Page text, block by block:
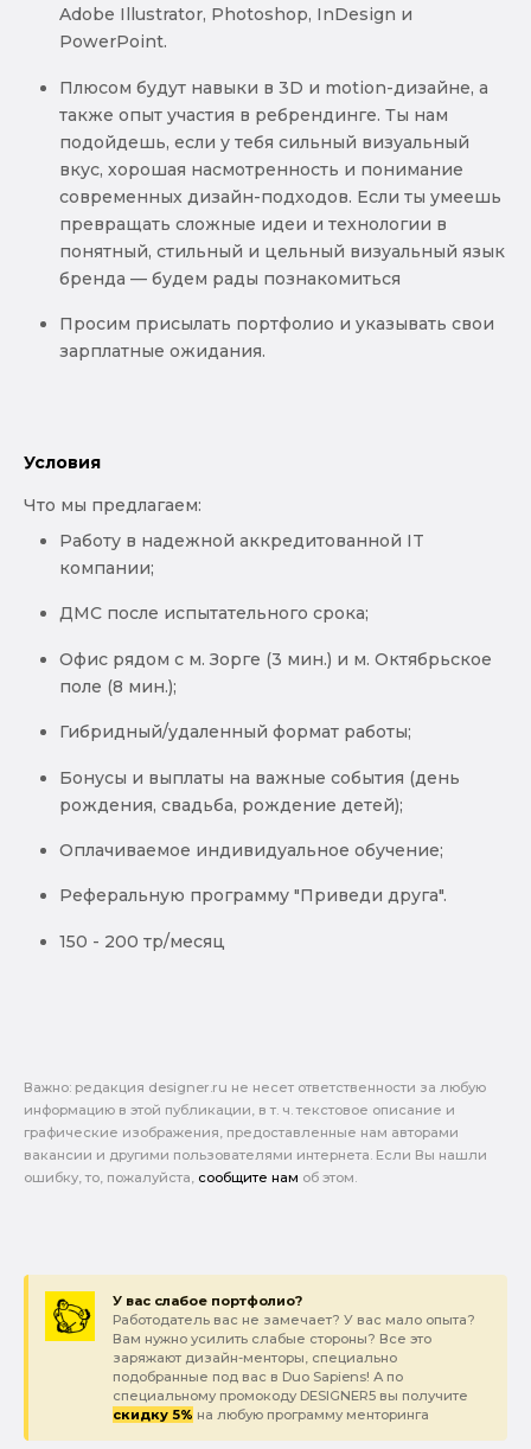
Adobe Illustrator, Photoshop, InDesign и
PowerPoint.
Плюсом будут навыки в 3D и motion-дизайне, а
также опыт участия в ребрендинге. Ты нам
подойдешь, если у тебя сильный визуальный
вкус, хорошая насмотренность и понимание
современных дизайн-подходов. Если ты умеешь
превращать сложные идеи и технологии в
понятный, стильный и цельный визуальный язык
бренда — будем рады познакомиться
Просим присылать портфолио и указывать свои
зарплатные ожидания.
Условия
Что мы предлагаем:
Работу в надежной аккредитованной IT
компании;
ДМС после испытательного срока;
Офис рядом с м. Зорге (3 мин.) и м. Октябрьское
поле (8 мин.);
Гибридный/удаленный формат работы;
Бонусы и выплаты на важные события (день
рождения, свадьба, рождение детей);
Оплачиваемое индивидуальное обучение;
Реферальную программу "Приведи друга".
150 - 200 тр/месяц
Важно: pедакция designer.ru не несет ответственности за любую
информацию в этой публикации, в т. ч. текстовое описание и
графические изображения, предоставленные нам авторами
вакансии и другими пользователями интернета. Если Вы нашли
ошибку, то, пожалуйста, сообщите нам об этом.
У вас слабое портфолио?
Работодатель вас не замечает? У вас мало опыта?
Вам нужно усилить слабые стороны? Все это
заряжают дизайн-менторы, специально
подобранные под вас в Duo Sapiens! А по
специальному промокоду DESIGNER5 вы получите
скидку 5% на любую программу менторинга